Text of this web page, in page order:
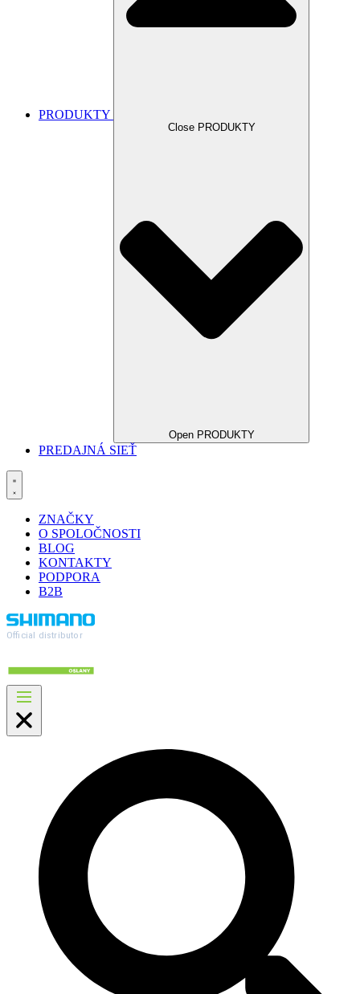
PRODUKTY
Close PRODUKTY
Open PRODUKTY
PREDAJNÁ SIEŤ
ZNAČKY
O SPOLOČNOSTI
BLOG
KONTAKTY
PODPORA
B2B
Official distributor